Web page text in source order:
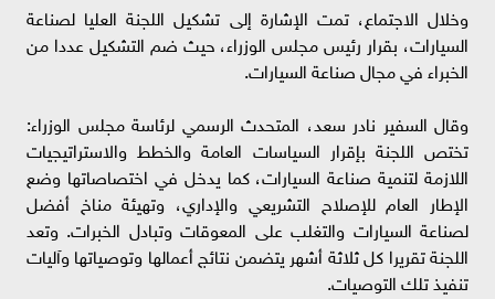
وخلال الاجتماع، تمت الإشارة إلى تشكيل اللجنة العليا لصناعة
السيارات، بقرار رئيس مجلس الوزراء، حيث ضم التشكيل عددا من
الخبراء في مجال صناعة السيارات.
وقال السفير نادر سعد، المتحدث الرسمي لرئاسة مجلس الوزراء:
تختص اللجنة بإقرار السياسات العامة والخطط والاستراتيجيات
اللازمة لتنمية صناعة السيارات، كما يدخل في اختصاصاتها وضع
الإطار العام للإصلاح التشريعي والإداري، وتهيئة مناخ أفضل
لصناعة السيارات والتغلب على المعوقات وتبادل الخبرات. وتعد
اللجنة تقريرا كل ثلاثة أشهر يتضمن نتائج أعمالها وتوصياتها وآليات
تنفيذ تلك التوصيات.